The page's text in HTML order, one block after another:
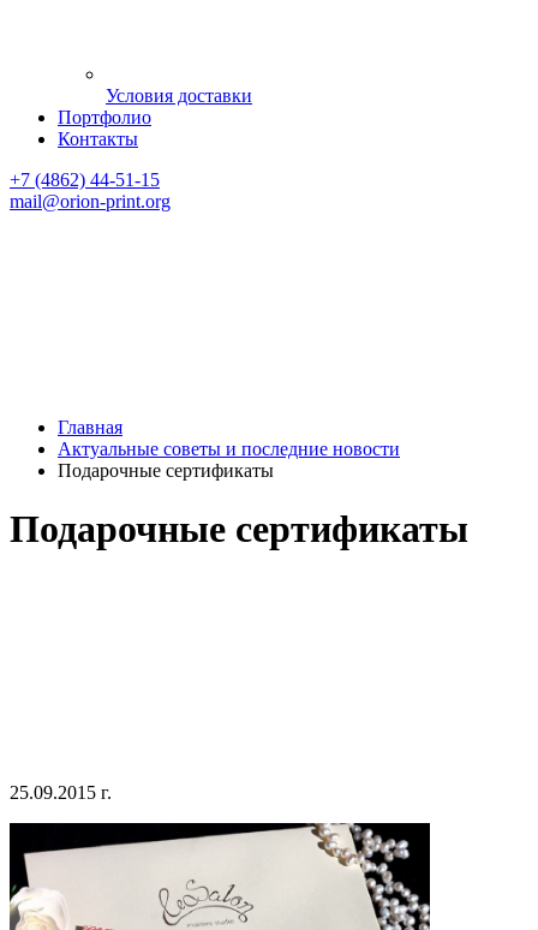
Условия доставки
Портфолио
Контакты
+7 (4862) 44-51-15
mail@orion-print.org
Главная
Актуальные советы и последние новости
Подарочные сертификаты
Подарочные сертификаты
25.09.2015 г.